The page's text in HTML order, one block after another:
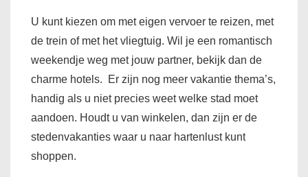
U kunt kiezen om met eigen vervoer te reizen, met
de trein of met het vliegtuig. Wil je een romantisch
weekendje weg met jouw partner, bekijk dan de
charme hotels. Er zijn nog meer vakantie thema’s,
handig als u niet precies weet welke stad moet
aandoen. Houdt u van winkelen, dan zijn er de
stedenvakanties waar u naar hartenlust kunt
shoppen.